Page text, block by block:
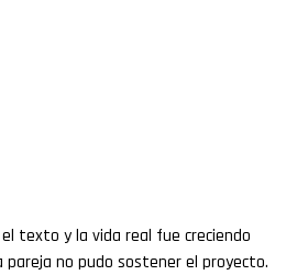
texto y la vida real fue creciendo
pareja no pudo sostener el proyecto.